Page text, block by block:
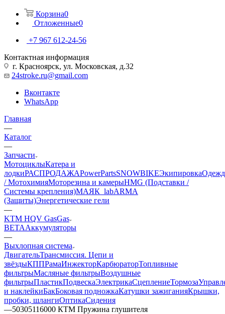
Корзина0
Отложенные0
+7 967 612-24-56
Контактная информация
г. Красноярск, ул. Московская, д.32
24stroke.ru@gmail.com
Вконтакте
WhatsApp
Главная
—
Каталог
—
Запчасти
МотоциклыКатера и
лодкиРАСПРОДАЖАPowerPartsSNOWBIKEЭкипировка
/ МотохимияМоторезина и камерыHMG (Подставки /
Системы крепления)МАЯК_labARMA
(Защиты)Энергетические гели
—
KTM HQV GasGas
BETAАккумуляторы
—
Выхлопная система
ДвигательТрансмиссия. Цепи и
звёздыКППРамаИнжекторКарбюраторТопливные
фильтрыМасляные фильтрыВоздушные
фильтрыПластикПодвескаЭлектрикаСцеплениеТормоза
и наклейкиБакБоковая подножкаКатушки зажиганияКрышки,
пробки, шлангиОптикаСидения
—50305116000 КТМ Пружина глушителя